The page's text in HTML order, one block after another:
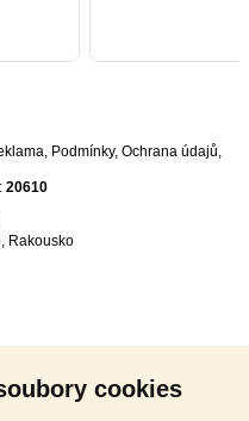
cookies
, Podmínky, Ochrana údajů,
20610
, Rakousko